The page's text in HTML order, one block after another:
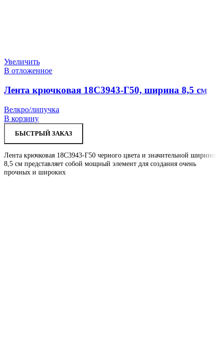
Увеличить
В отложенное
Лента крючковая 18С3943-Г50, ширина 8,5 см
Велкро/липучка
В корзину
БЫСТРЫЙ ЗАКАЗ
Лента крючковая 18С3943-Г50 черного цвета и значительной шириной
8,5 см представляет собой мощный элемент для создания очень
прочных и широких